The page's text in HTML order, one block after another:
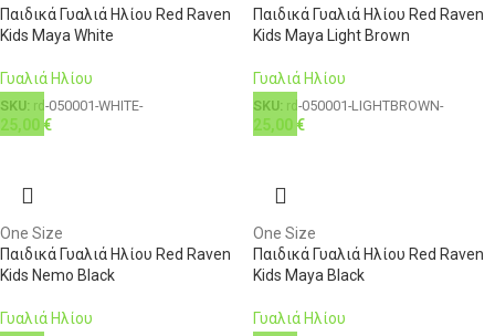
Παιδικά Γυαλιά Ηλίου Red Raven
Kids Maya White
Γυαλιά Ηλίου
SKU: rd-050001-WHITE-
25,00 €
Παιδικά Γυαλιά Ηλίου Red Raven
Kids Maya Light Brown
Γυαλιά Ηλίου
SKU: rd-050001-LIGHTBROWN-
25,00 €
One Size
Παιδικά Γυαλιά Ηλίου Red Raven
Kids Nemo Black
Γυαλιά Ηλίου
One Size
Παιδικά Γυαλιά Ηλίου Red Raven
Kids Maya Black
Γυαλιά Ηλίου